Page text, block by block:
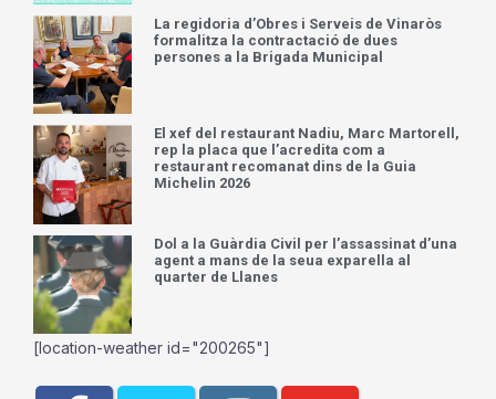
La regidoria d’Obres i Serveis de Vinaròs
formalitza la contractació de dues
persones a la Brigada Municipal
El xef del restaurant Nadiu, Marc Martorell,
rep la placa que l’acredita com a
restaurant recomanat dins de la Guia
Michelin 2026
Dol a la Guàrdia Civil per l’assassinat d’una
agent a mans de la seua exparella al
quarter de Llanes
[location-weather id="200265"]